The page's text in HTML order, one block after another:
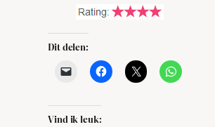
Dit delen:
Vind ik leuk: